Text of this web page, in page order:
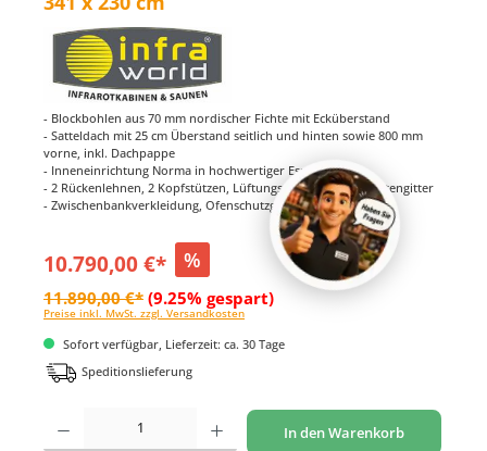
- Blockbohlen aus 70 mm nordischer Fichte mit Ecküberstand
- Satteldach mit 25 cm Überstand seitlich und hinten sowie 800 mm
vorne, inkl. Dachpappe
- Inneneinrichtung Norma in hochwertiger Espe
- 2 Rückenlehnen, 2 Kopfstützen, Lüftungsschieber mit Insektengitter
- Zwischenbankverkleidung, Ofenschutzgitter und Fußrost
10.790,00 €* %
11.890,00 €* (9.25% gespart)
Preise inkl. MwSt. zzgl. Versandkosten
Sofort verfügbar, Lieferzeit: ca. 30 Tage
Speditionslieferung
Produkt Anzahl: Gib den gewünschten Wert ein oder benutze die Schaltflächen um
In den Warenkorb